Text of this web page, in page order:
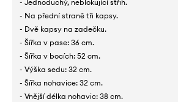
- Jednoduchý, neblokující střih.
- Na přední straně tři kapsy.
- Dvě kapsy na zadečku.
- Šířka v pase: 36 cm.
- Šířka v bocích: 52 cm.
- Výška sedu: 32 cm.
- Šířka nohavice: 32 cm.
- Vnější délka nohavic: 38 cm.